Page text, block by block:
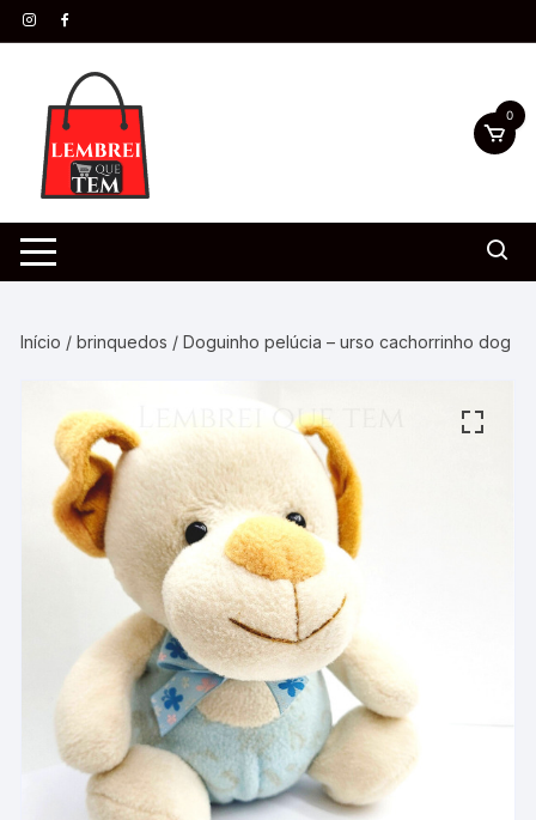
0
Início /brinquedos / Doguinho pelúcia – urso cachorrinho dog